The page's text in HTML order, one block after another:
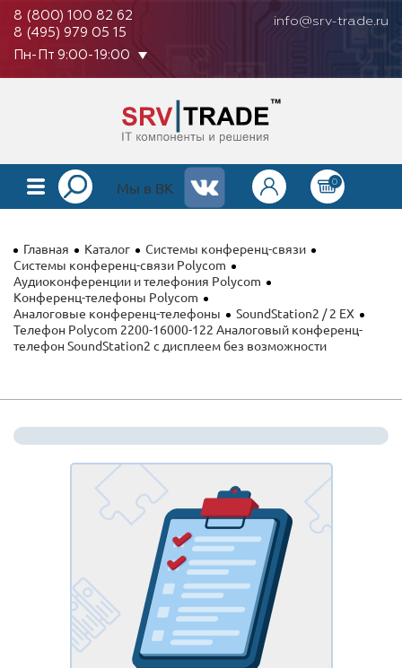
8 (800) 100 82 62
8 (495) 979 05 15
info@srv-trade.ru
Пн-Пт 9:00-19:00
КАТАЛОГ
ОПЛАТА
ГАРАНТИЯ
КОНТАКТЫ
Мы в ВК 0
Главная Каталог
Системы конференц-связи
Системы конференц-связи Polycom
Аудиоконференции и телефония Polycom
Конференц-телефоны Polycom
Аналоговые конференц-телефоны
SoundStation2 / 2 EX
Телефон Polycom 2200-16000-122 Аналоговый конференц-
телефон SoundStation2 с дисплеем без возможности